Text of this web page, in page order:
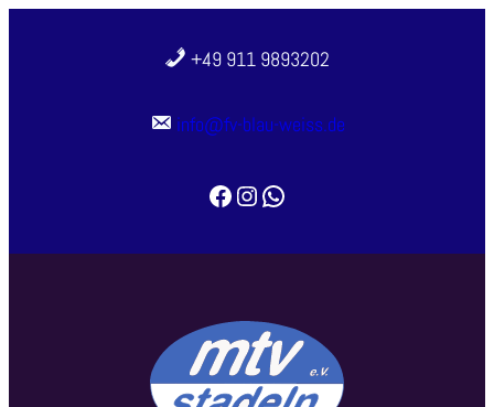
+49 911 9893202
info@fv-blau-weiss.de
Facebook Instagram WhatsApp